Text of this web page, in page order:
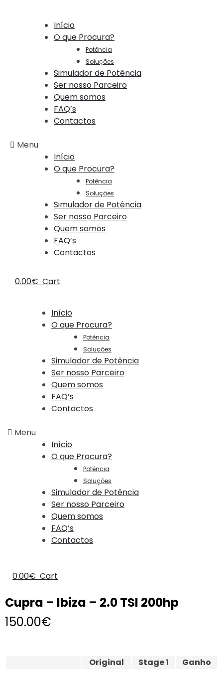
Início
O que Procura?
Potência
Soluções
Simulador de Potência
Ser nosso Parceiro
Quem somos
FAQ’s
Contactos
Menu
Início
O que Procura?
Potência
Soluções
Simulador de Potência
Ser nosso Parceiro
Quem somos
FAQ’s
Contactos
0.00€ Cart
Início
O que Procura?
Potência
Soluções
Simulador de Potência
Ser nosso Parceiro
Quem somos
FAQ’s
Contactos
Menu
Início
O que Procura?
Potência
Soluções
Simulador de Potência
Ser nosso Parceiro
Quem somos
FAQ’s
Contactos
0.00€ Cart
Cupra – Ibiza – 2.0 TSI 200hp
150.00€
Original Stage 1
Ganho